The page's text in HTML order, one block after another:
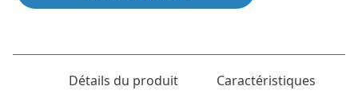
Détails du produit Caractéristiques